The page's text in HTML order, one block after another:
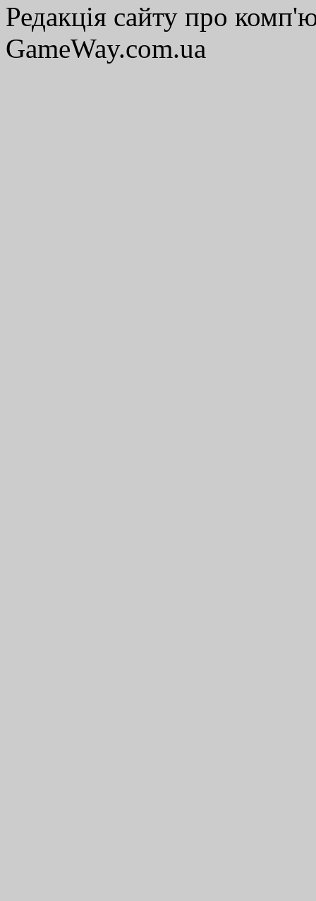
Редакція сайту про
GameWay.com.ua